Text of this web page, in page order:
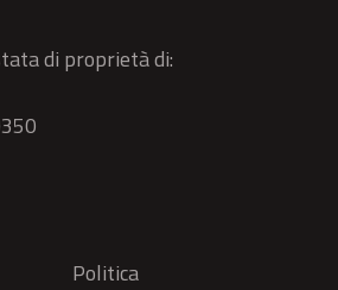
di proprietà di:
Politica